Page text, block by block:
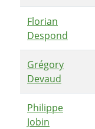
Florian
Despond
Grégory
Devaud
Philippe
Jobin